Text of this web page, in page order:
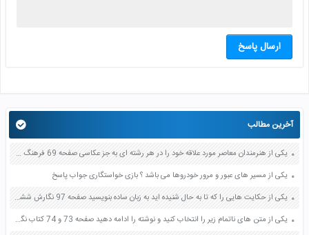
ارسال پاسخ
آخرین مطالب
یکی از هنرمندان معاصر مورد علاقه خود را در هر رشته ای به جز عکاسی صفحه 69 فرهنگ و هنر نهم
یکی از مسیر های عبور و مرور خودروها می باشد ؟ بازی خواستگاری جواب پاسخ
یکی از حکایت هایی را که تا به حال شنیده اید به زبان ساده بنویسید صفحه 97 نگارش ششم دبستان
یکی از متن های ناتمام زیر را انتخاب کنید و نوشته را ادامه دهید صفحه 73 و 74 کتاب نگارش فارسی پنجم دبستان